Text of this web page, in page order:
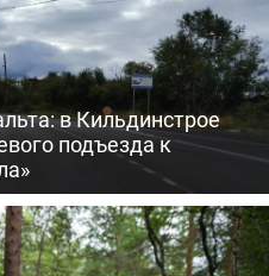
в Кильдинстрое
подъезда к